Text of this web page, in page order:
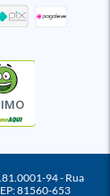
94 - Rua
81560-653